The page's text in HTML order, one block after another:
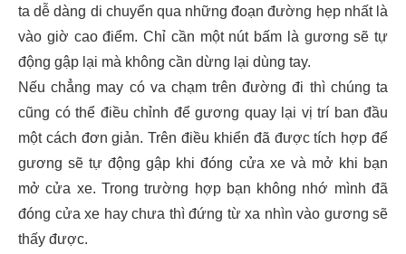
ta dễ dàng di chuyển qua những đoạn đường hẹp nhất là
vào giờ cao điểm. Chỉ cần một nút bấm là gương sẽ tự
động gập lại mà không cần dừng lại dùng tay.
Nếu chẳng may có va chạm trên đường đi thì chúng ta
cũng có thể điều chỉnh để gương quay lại vị trí ban đầu
một cách đơn giản. Trên điều khiển đã được tích hợp để
gương sẽ tự động gập khi đóng cửa xe và mở khi bạn
mở cửa xe. Trong trường hợp bạn không nhớ mình đã
đóng cửa xe hay chưa thì đứng từ xa nhìn vào gương sẽ
thấy được.